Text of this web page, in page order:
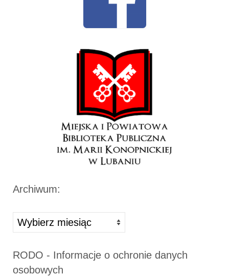
Archiwum:
Archiwa
RODO - Informacje o ochronie danych
osobowych